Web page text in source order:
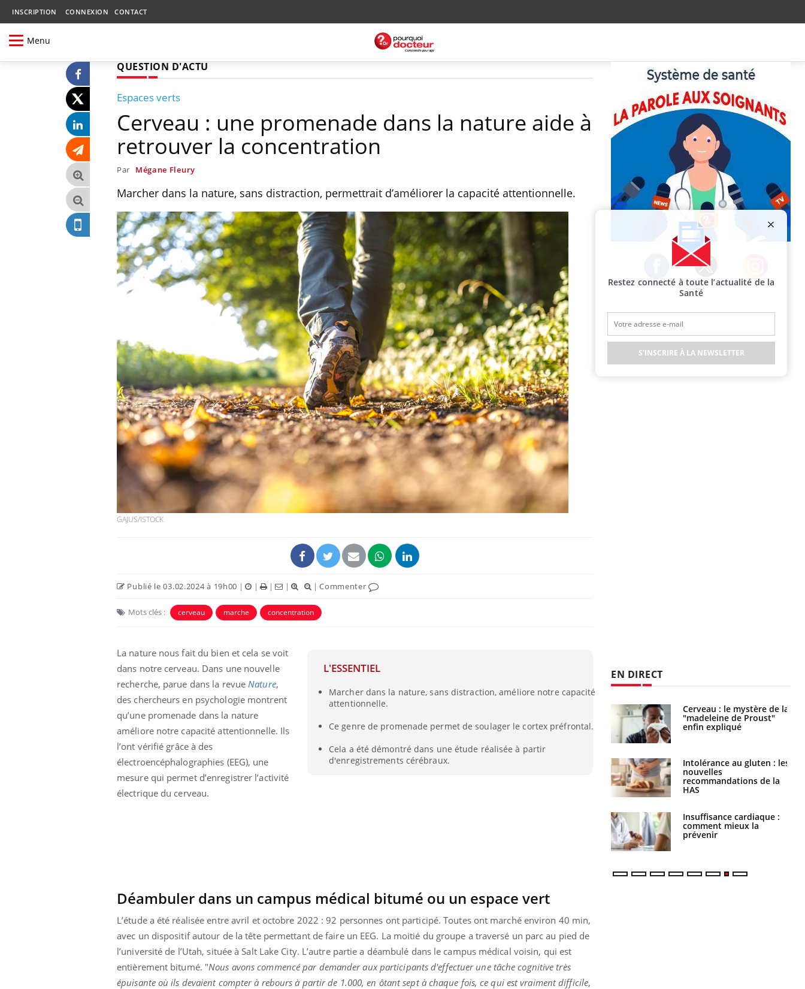
INSCRIPTION CONNEXION CONTACT
Menu
QUESTION D'ACTU
Espaces verts
Cerveau : une promenade dans la nature aide à
retrouver la concentration
Par Mégane Fleury
Marcher dans la nature, sans distraction, permettrait d’améliorer la capacité attentionnelle.
GAJUS/ISTOCK
Publié le 03.02.2024 à 19h00 | | | | |Commenter
Mots clés : cerveau marche concentration
L'ESSENTIEL
Marcher dans la nature, sans distraction, améliore notre capacité
attentionnelle.
Ce genre de promenade permet de soulager le cortex préfrontal.
Cela a été démontré dans une étude réalisée à partir
d'enregistrements cérébraux.
La nature nous fait du bien et cela se voit
dans notre cerveau. Dans une nouvelle
recherche, parue dans la revue Nature,
des chercheurs en psychologie montrent
qu’une promenade dans la nature
améliore notre capacité attentionnelle. Ils
l’ont vérifié grâce à des
électroencéphalographies (EEG), une
mesure qui permet d’enregistrer l’activité
électrique du cerveau.
Déambuler dans un campus médical bitumé ou un espace vert
L’étude a été réalisée entre avril et octobre 2022 : 92 personnes ont participé. Toutes ont marché environ 40 min,
avec un dispositif autour de la tête permettant de faire un EEG. La moitié du groupe a traversé un parc au pied de
l’université de l’Utah, située à Salt Lake City. L’autre partie a déambulé dans le campus médical voisin, qui est
entièrement bitumé. "Nous avons commencé par demander aux participants d'effectuer une tâche cognitive très
épuisante où ils devaient compter à rebours à partir de 1.000, en ôtant sept à chaque fois, ce qui est vraiment difficile,
Facebook Twitter Instagram
EN DIRECT
Mordue par un
barracuda, une petite fille
secourue grâce à un
réflexe essentiel
Légionellose en Suisse :
quelle est l’origine de la
contamination ?
Comment gérer le
vacances ?
Bilan prévention : ce que
Cerveau : le mystère de la
"madeleine de Proust"
enfin expliqué
Intolérance au gluten : les
nouvelles
recommandations de la
HAS
Insuffisance cardiaque :
comment mieux la
prévenir
Le décalage des horaires
d'été : quel impact sur le
sommeil ?
Grossesse : ces polluants
pourraient influencer le
poids des enfants
Autisme : pourquoi le
cerveau reconnaît-il les
visages autrement ?
Restez connecté à toute l’actualité de la
Santé
S'INSCRIRE À LA NEWSLETTER